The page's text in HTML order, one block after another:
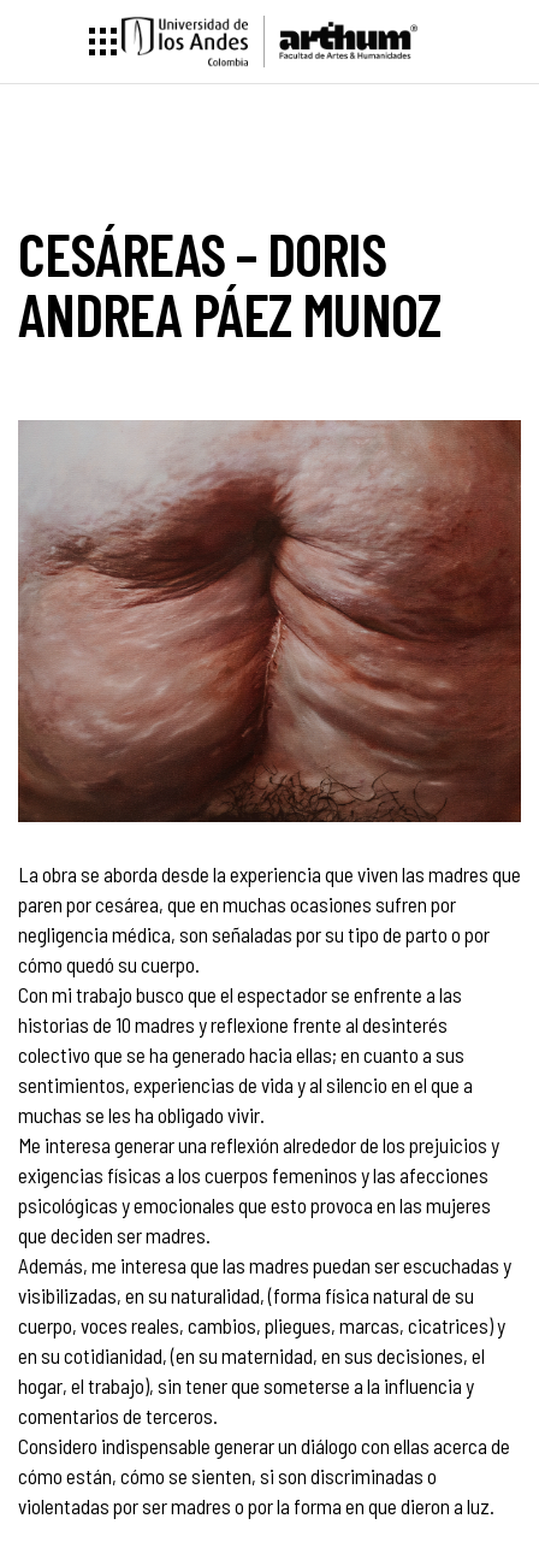
CESÁREAS – DORIS
ANDREA PÁEZ MUNOZ
La obra se aborda desde la experiencia que viven las madres que
paren por cesárea, que en muchas ocasiones sufren por
negligencia médica, son señaladas por su tipo de parto o por
cómo quedó su cuerpo.
Con mi trabajo busco que el espectador se enfrente a las
historias de 10 madres y reflexione frente al desinterés
colectivo que se ha generado hacia ellas; en cuanto a sus
sentimientos, experiencias de vida y al silencio en el que a
muchas se les ha obligado vivir.
Me interesa generar una reflexión alrededor de los prejuicios y
exigencias físicas a los cuerpos femeninos y las afecciones
psicológicas y emocionales que esto provoca en las mujeres
que deciden ser madres.
Además, me interesa que las madres puedan ser escuchadas y
visibilizadas, en su naturalidad, (forma física natural de su
cuerpo, voces reales, cambios, pliegues, marcas, cicatrices) y
en su cotidianidad, (en su maternidad, en sus decisiones, el
hogar, el trabajo), sin tener que someterse a la influencia y
comentarios de terceros.
Considero indispensable generar un diálogo con ellas acerca de
cómo están, cómo se sienten, si son discriminadas o
violentadas por ser madres o por la forma en que dieron a luz.